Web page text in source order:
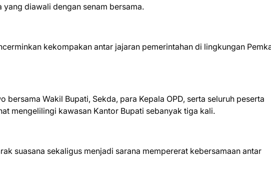
diawali dengan senam bersama.
kekompakan antar jajaran pemerintahan di lingkungan
bersama Wakil Bupati, Sekda, para Kepala OPD, serta seluruh peserta
mengelilingi kawasan Kantor Bupati sebanyak tiga kali.
suasana sekaligus menjadi sarana mempererat kebersamaan antar